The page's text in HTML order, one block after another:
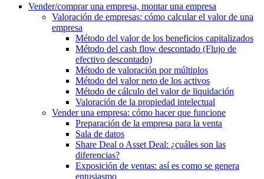
Vender/comprar una empresa, montar una empresa
Valoración de empresas: cómo calcular el valor de una
empresa
Método del valor de los beneficios capitalizados
Método del cash flow descontado (Flujo de
efectivo descontado)
Método de valoración por múltiplos
Método del valor neto de los activos
Método de cálculo del valor de liquidación
Valoración de la propiedad intelectual
Vender una empresa: cómo hacer que funcione
Preparación de la empresa para la venta
Sala de datos
Share Deal o Asset Deal: ¿cuáles son las
diferencias?
Exposición de ventas: así es como se genera
entusiasmo